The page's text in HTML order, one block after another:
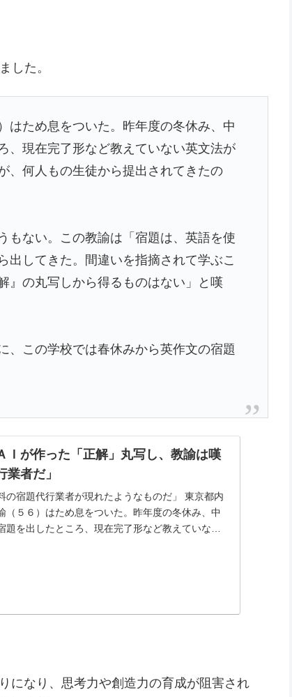
した。
はため息をついた。昨年度の冬休み、中
、現在完了形など教えていない英文法が
、何人もの生徒から提出されてきたの
もない。この教諭は「宿題は、英語を使
出してきた。間違いを指摘されて学ぶこ
』の丸写しから得るものはない」と嘆
、この学校では春休みから英作文の宿題
Ｉが作った「正解」丸写し、教諭は嘆
業者だ」
の宿題代行業者が現れたようなものだ」 東京都内
（５６）はため息をついた。昨年度の冬休み、中
題を出したところ、現在完了形など教えていない
になり、思考力や創造力の育成が阻害され